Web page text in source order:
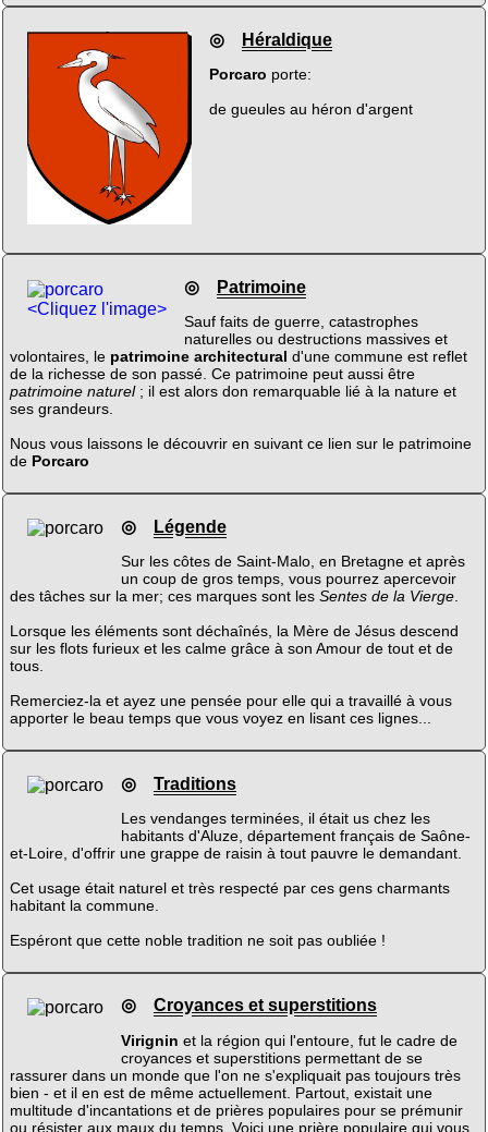
◎ Héraldique
Porcaro porte:
de gueules au héron d'argent
<Cliquez l'image>
◎ Patrimoine
Sauf faits de guerre, catastrophes
naturelles ou destructions massives et
volontaires, le patrimoine architectural d'une commune est reflet
de la richesse de son passé. Ce patrimoine peut aussi être
patrimoine naturel; il est alors don remarquable lié à la nature et
ses grandeurs.
Nous vous laissons le découvrir en suivant ce lien sur le patrimoine
de Porcaro
◎ Légende
Sur les côtes de Saint-Malo, en Bretagne et après
un coup de gros temps, vous pourrez apercevoir
des tâches sur la mer; ces marques sont les Sentes de la Vierge.
Lorsque les éléments sont déchaînés, la Mère de Jésus descend
sur les flots furieux et les calme grâce à son Amour de tout et de
tous.
Remerciez-la et ayez une pensée pour elle qui a travaillé à vous
apporter le beau temps que vous voyez en lisant ces lignes...
◎ Traditions
Les vendanges terminées, il était us chez les
habitants d'Aluze, département français de Saône-
et-Loire, d'offrir une grappe de raisin à tout pauvre le demandant.
Cet usage était naturel et très respecté par ces gens charmants
habitant la commune.
Espéront que cette noble tradition ne soit pas oubliée !
◎ Croyances et superstitions
Virignin et la région qui l'entoure, fut le cadre de
croyances et superstitions permettant de se
rassurer dans un monde que l'on ne s'expliquait pas toujours très
bien - et il en est de même actuellement. Partout, existait une
multitude d'incantations et de prières populaires pour se prémunir
ou résister aux maux du temps. Voici une prière populaire qui vous